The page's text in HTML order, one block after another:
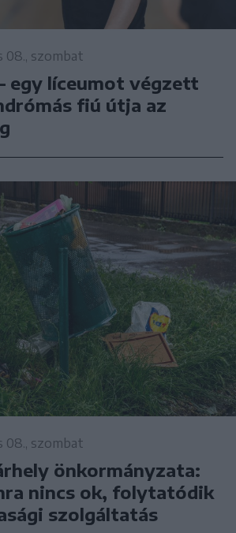
08., szombat
egy líceumot végzett
fiú útja az
08., szombat
önkormányzata:
nincs ok, folytatódik
szolgáltatás